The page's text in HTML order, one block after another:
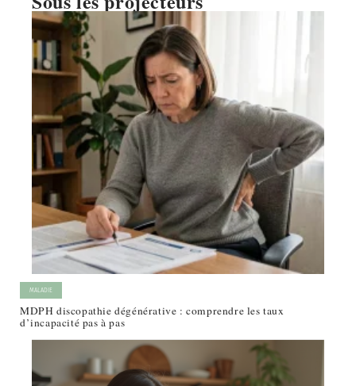
MALADIE
MDPH discopathie dégénérative : comprendre les taux
d’incapacité pas à pas